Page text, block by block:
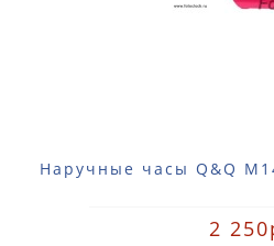
Наручные часы Q&Q
2